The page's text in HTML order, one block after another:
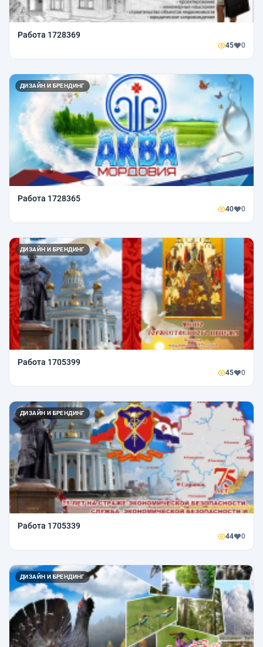
Работа 1728369
45 0
ДИЗАЙН И БРЕНДИНГ
Работа 1728365
40 0
ДИЗАЙН И БРЕНДИНГ
Работа 1705399
45 0
ДИЗАЙН И БРЕНДИНГ
Работа 1705339
44 0
ДИЗАЙН И БРЕНДИНГ